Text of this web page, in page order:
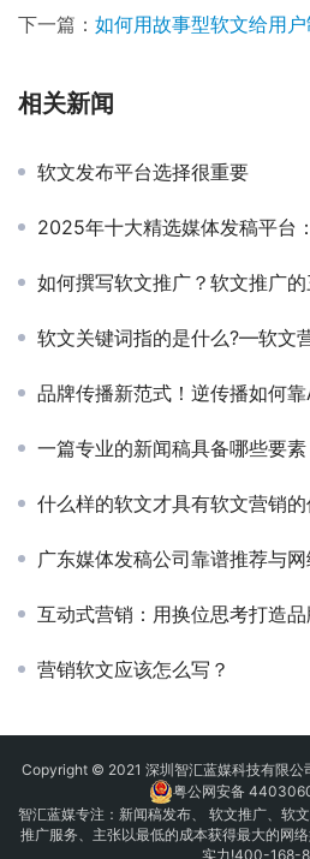
下一篇： 如何用故事型软文给用
相关新闻
软文发布平台选择很重要
2025年十大精选媒体发稿平台：企
如何撰写软文推广？软文推广
软文关键词指的是什么?—软文
品牌传播新范式！逆传播如何
一篇专业的新闻稿具备哪些要素
什么样的软文才具有软文营销的价值？
广东媒体发稿公司靠谱推荐与
互动式营销：用换位思考打造
营销软文应该怎么写？
Copyright © 2021 深圳智汇蓝媒科技有限公
粤公网安备
智汇蓝媒专注： 新闻稿发布、 软文推广、 软
推广服务、主张以最低的成本获得最大的
实力!400-168-